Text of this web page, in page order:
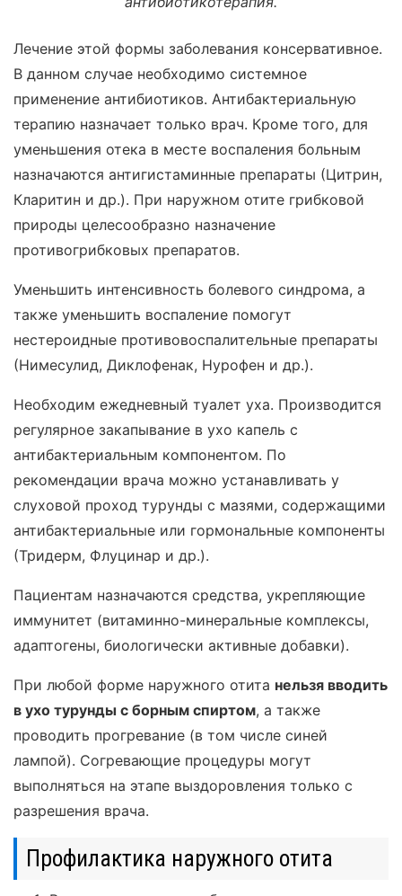
Лечение этой формы заболевания консервативное.
В данном случае необходимо системное
применение антибиотиков. Антибактериальную
терапию назначает только врач. Кроме того, для
уменьшения отека в месте воспаления больным
назначаются антигистаминные препараты (Цитрин,
Кларитин и др.). При наружном отите грибковой
природы целесообразно назначение
противогрибковых препаратов.
Уменьшить интенсивность болевого синдрома, а
также уменьшить воспаление помогут
нестероидные противовоспалительные препараты
(Нимесулид, Диклофенак, Нурофен и др.).
Необходим ежедневный туалет уха. Производится
регулярное закапывание в ухо капель с
антибактериальным компонентом. По
рекомендации врача можно устанавливать у
слуховой проход турунды с мазями, содержащими
антибактериальные или гормональные компоненты
(Тридерм, Флуцинар и др.).
Пациентам назначаются средства, укрепляющие
иммунитет (витаминно-минеральные комплексы,
адаптогены, биологически активные добавки).
При любой форме наружного отита нельзя вводить
в ухо турунды с борным спиртом, а также
проводить прогревание (в том числе синей
лампой). Согревающие процедуры могут
выполняться на этапе выздоровления только с
разрешения врача.
Профилактика наружного отита